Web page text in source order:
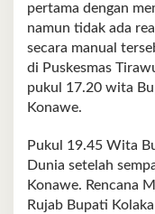
pertama dengan
namun tidak ada
secara manual
di Puskesmas
pukul 17.20 wita
Konawe.
Pukul 19.45 Wita
Dunia setelah
Konawe. Rencana
Rujab Bupati